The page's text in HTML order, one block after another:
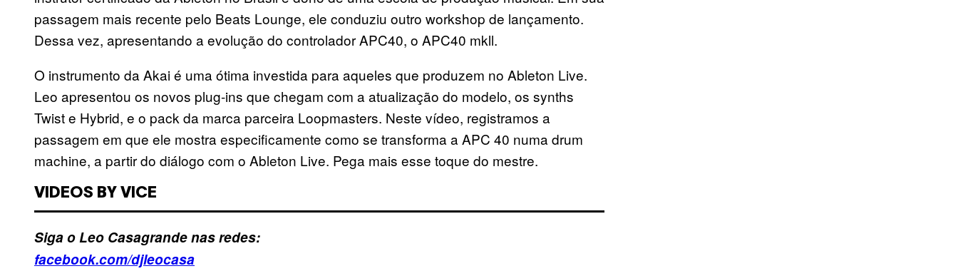
passagem mais recente pelo Beats Lounge, ele conduziu outro workshop de lançamento.
Dessa vez, apresentando a evolução do controladorAPC40, o APC40 mkll.
O instrumento da Akai é uma ótima investida para aqueles que produzem no Ableton Live.
Leo apresentou os novos plug-ins que chegam com a atualização do modelo, os synths
Twist e Hybrid, e o pack da marca parceira Loopmasters. Neste vídeo, registramos a
passagem em que ele mostra especificamente como se transforma a APC 40 numa drum
machine, a partir do diálogo com o Ableton Live. Pega mais esse toque do mestre.
VIDEOS BY VICE
Siga o Leo Casagrande nas redes:
facebook.com/djleocasa